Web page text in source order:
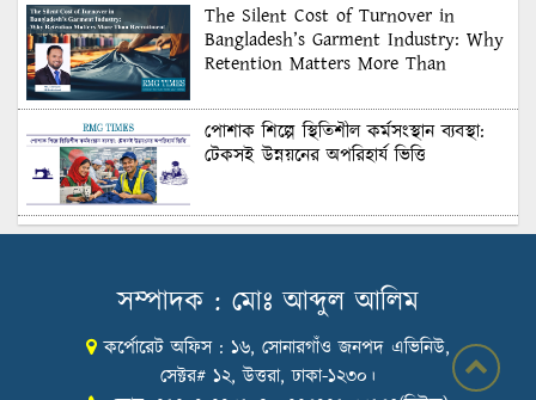
The Silent Cost of Turnover in
Bangladesh’s Garment Industry: Why
Retention Matters More Than
পোশাক শিল্পে স্থিতিশীল কর্মসংস্থান ব্যবস্থা:
টেকসই উন্নয়নের অপরিহার্য ভিত্তি
শুল্কের দেয়াল ভাঙার সুযোগ: মার্কিন বাজারে
Honoring Excellence: Texstream
Fashion Ltd. Rewards Best Workers–
সম্পাদক : মোঃ আব্দুল আলিম
কর্পোরেট অফিস : ১৬, সোনারগাঁও জনপদ এভিনিউ,
সেক্টর# ১২, উত্তরা, ঢাকা-১২৩০।